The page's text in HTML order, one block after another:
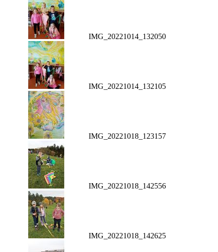
IMG_20221014_132050
IMG_20221014_132105
IMG_20221018_123157
IMG_20221018_142556
IMG_20221018_142625